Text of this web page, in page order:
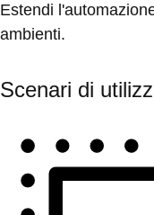
Estendi
ambienti.
Scenari di